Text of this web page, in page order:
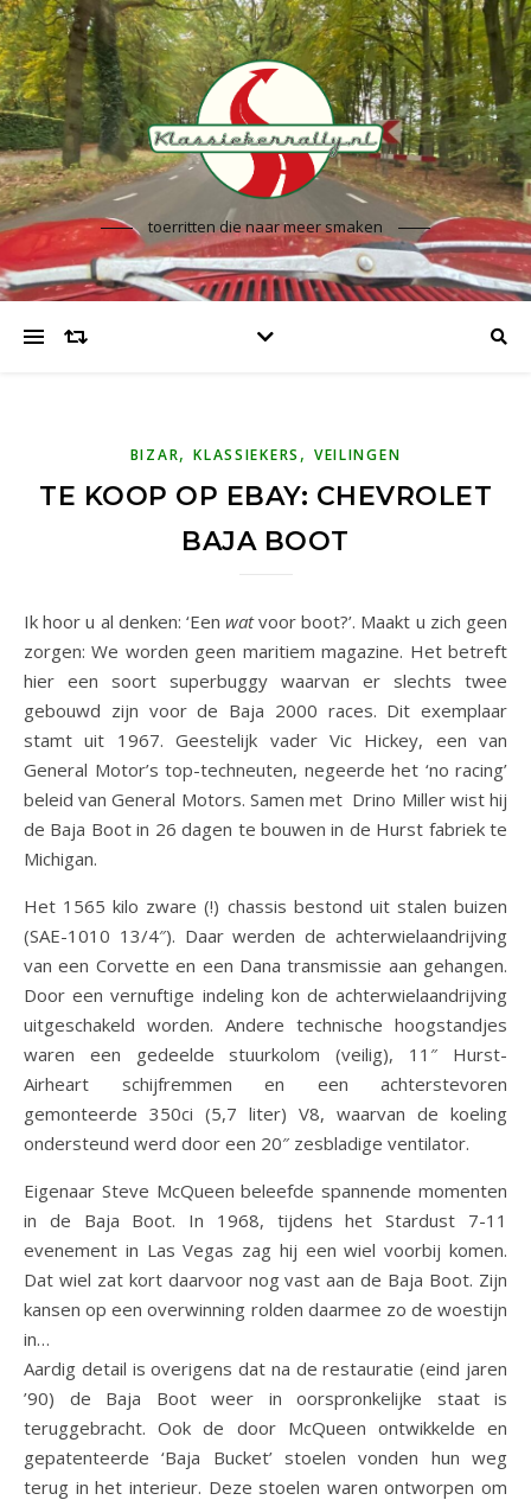
toerritten die naar meer smaken
BIZAR,KLASSIEKERS , VEILINGEN
TE KOOP OP EBAY: CHEVROLET
BAJA BOOT
Ik hoor u al denken: ‘Een watvoor boot?’. Maakt u zich geen
zorgen: We worden geen maritiem magazine. Het betreft
hier een soort superbuggy waarvan er slechts twee
gebouwd zijn voor de Baja 2000 races. Dit exemplaar
stamt uit 1967. Geestelijk vader Vic Hickey, een van
General Motor’s top-techneuten, negeerde het ‘no racing’
beleid van General Motors. Samen met Drino Miller wist hij
de Baja Boot in 26 dagen te bouwen in de Hurst fabriek te
Michigan.
Het 1565 kilo zware (!) chassis bestond uit stalen buizen
(SAE-1010 13/4″). Daar werden de achterwielaandrijving
van een Corvette en een Dana transmissie aan gehangen.
Door een vernuftige indeling kon de achterwielaandrijving
uitgeschakeld worden. Andere technische hoogstandjes
waren een gedeelde stuurkolom (veilig), 11″ Hurst-
Airheart schijfremmen en een achterstevoren
gemonteerde 350ci (5,7 liter) V8, waarvan de koeling
ondersteund werd door een 20″ zesbladige ventilator.
Eigenaar Steve McQueen beleefde spannende momenten
in de Baja Boot. In 1968, tijdens het Stardust 7-11
evenement in Las Vegas zag hij een wiel voorbij komen.
Dat wiel zat kort daarvoor nog vast aan de Baja Boot. Zijn
kansen op een overwinning rolden daarmee zo de woestijn
in…
Aardig detail is overigens dat na de restauratie (eind jaren
’90) de Baja Boot weer in oorspronkelijke staat is
teruggebracht. Ook de door McQueen ontwikkelde en
gepatenteerde ‘Baja Bucket’ stoelen vonden hun weg
terug in het interieur. Deze stoelen waren ontworpen om